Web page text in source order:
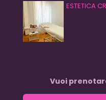
ESTETICA
Vuoi